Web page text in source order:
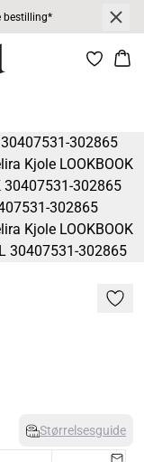
bestilling*
Størrelsesguide